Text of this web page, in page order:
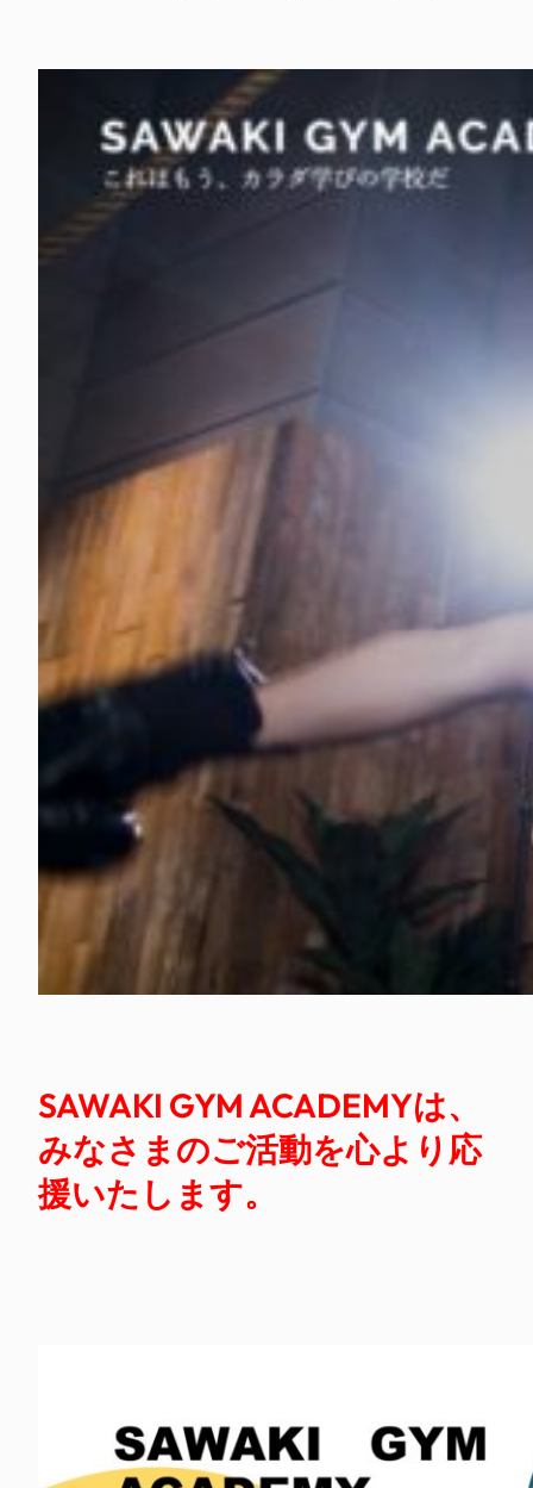
SAWAKI GYM ACADEMYは、
みなさまのご活動を心より応
援いたします。